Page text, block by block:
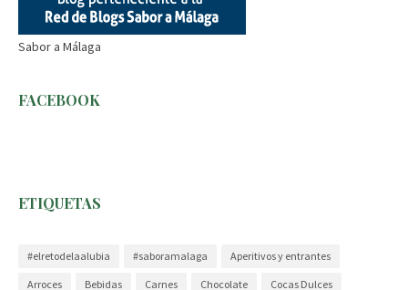
Sabor a Málaga
FACEBOOK
ETIQUETAS
#elretodelaalubia #saboramalaga Aperitivos y entrantes
Arroces Bebidas Carnes Chocolate Cocas Dulces